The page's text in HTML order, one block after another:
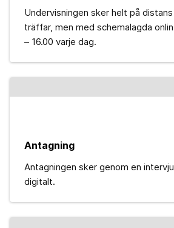
Undervisningen sker helt på
träffar, men med schemalagda
– 16.00 varje dag.
Antagning
Antagningen sker genom en
digitalt.